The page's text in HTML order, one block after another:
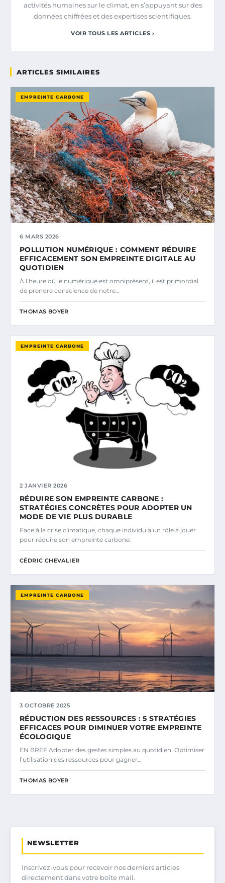
activités humaines sur le climat, en s’appuyant sur des
données chiffrées et des expertises scientifiques.
VOIR TOUS LES ARTICLES ›
ARTICLES SIMILAIRES
EMPREINTE CARBONE
6 MARS 2026
POLLUTION NUMÉRIQUE : COMMENT RÉDUIRE
EFFICACEMENT SON EMPREINTE DIGITALE AU
QUOTIDIEN
À l’heure où le numérique est omniprésent, il est primordial
de prendre conscience de notre…
THOMAS BOYER
EMPREINTE CARBONE
2 JANVIER 2026
RÉDUIRE SON EMPREINTE CARBONE :
STRATÉGIES CONCRÈTES POUR ADOPTER UN
MODE DE VIE PLUS DURABLE
Face à la crise climatique, chaque individu a un rôle à jouer
pour réduire son empreinte carbone.
CÉDRIC CHEVALIER
EMPREINTE CARBONE
3 OCTOBRE 2025
RÉDUCTION DES RESSOURCES : 5 STRATÉGIES
EFFICACES POUR DIMINUER VOTRE EMPREINTE
ÉCOLOGIQUE
EN BREF Adopter des gestes simples au quotidien. Optimiser
l’utilisation des ressources pour gagner…
THOMAS BOYER
NEWSLETTER
Inscrivez-vous pour recevoir nos derniers articles
directement dans votre boîte mail.